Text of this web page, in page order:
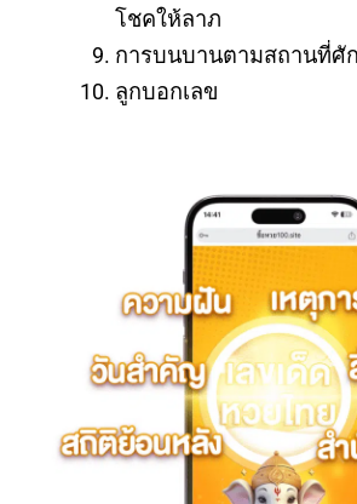
โชคให้ลาภ
การบนบานตามสถานที่ศั
ลูกบอกเลข